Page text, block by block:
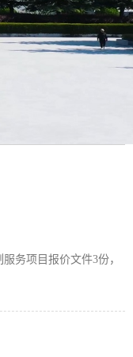
务项目报价文件3份，